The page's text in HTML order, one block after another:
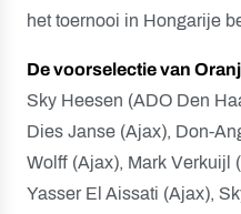
het toernooi in Hongarije
De voorselectie van
Sky Heesen (ADO Den
Dies Janse (Ajax), Don-
Wolff (Ajax), Mark Verkuijl
Yasser El Aissati (Ajax),